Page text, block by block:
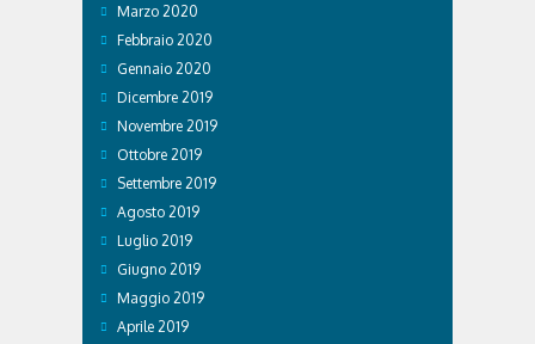
Marzo 2020
Febbraio 2020
Gennaio 2020
Dicembre 2019
Novembre 2019
Ottobre 2019
Settembre 2019
Agosto 2019
Luglio 2019
Giugno 2019
Maggio 2019
Aprile 2019